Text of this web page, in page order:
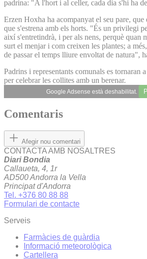
padrina: "A l'hort i al celler, cada dia s'hi ha
Erzen Hoxha ha acompanyat el seu pare, que
que s'estrena amb els horts. "És un privilegi
així s'entretindrà, i per als nens, perquè quan
surt el menjar i com creixen les plantes; a
de passar el temps lliure envoltat de natura",
Padrins i representants comunals es tornaran
per celebrar les collites amb un berenar.
Google Adsense està deshabilitat.
Comentaris
Afegir nou comentari
CONTACTA AMB NOSALTRES
Diari Bondia
Callaueta, 4, 1r
AD500 Andorra la Vella
Principat d'Andorra
Tel. +376 80 88 88
Formulari de contacte
Serveis
Farmàcies de guàrdia
Informació meteorològica
Cartellera